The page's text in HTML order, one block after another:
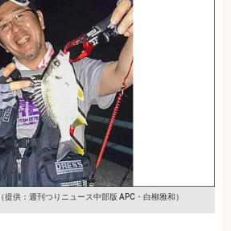
（提供：週刊つりニュース中部版 APC・白柳雅和）